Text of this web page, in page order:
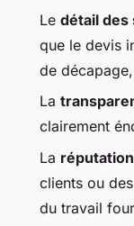
Le détail des
que le devis
de
La
clairement
La réputation
clients ou
du travail